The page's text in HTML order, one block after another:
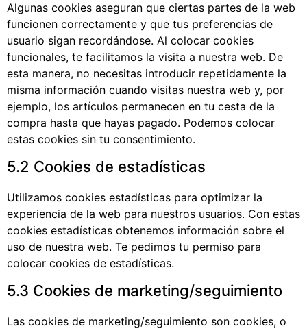
Algunas cookies aseguran que ciertas partes de la web
funcionen correctamente y que tus preferencias de
usuario sigan recordándose. Al colocar cookies
funcionales, te facilitamos la visita a nuestra web. De
esta manera, no necesitas introducir repetidamente la
misma información cuando visitas nuestra web y, por
ejemplo, los artículos permanecen en tu cesta de la
compra hasta que hayas pagado. Podemos colocar
estas cookies sin tu consentimiento.
5.2 Cookies de estadísticas
Utilizamos cookies estadísticas para optimizar la
experiencia de la web para nuestros usuarios. Con estas
cookies estadísticas obtenemos información sobre el
uso de nuestra web. Te pedimos tu permiso para
colocar cookies de estadísticas.
5.3 Cookies de marketing/seguimiento
Las cookies de marketing/seguimiento son cookies, o